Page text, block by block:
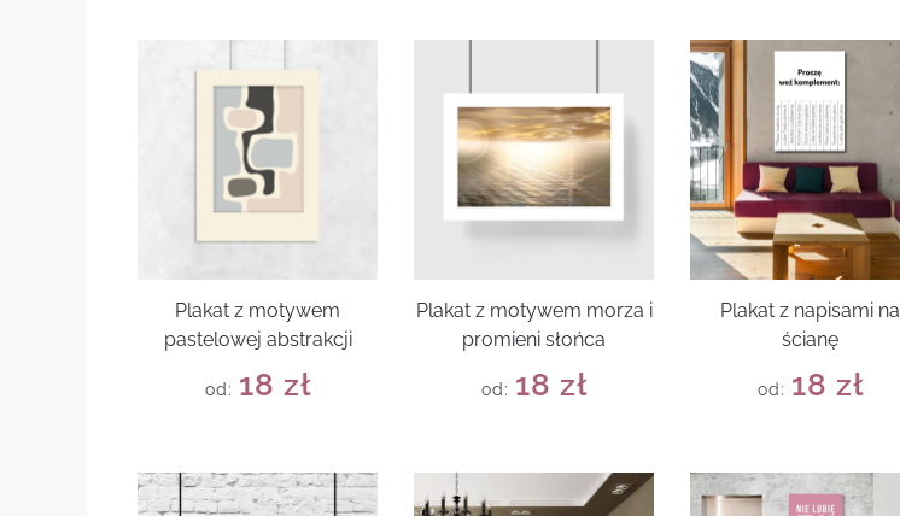
Plakat z motywem
pastelowej abstrakcji
od: 18 zł
Plakat z motywem morza i
promieni słońca
od: 18 zł
Plakat z napisami na
ścianę
od: 18 zł